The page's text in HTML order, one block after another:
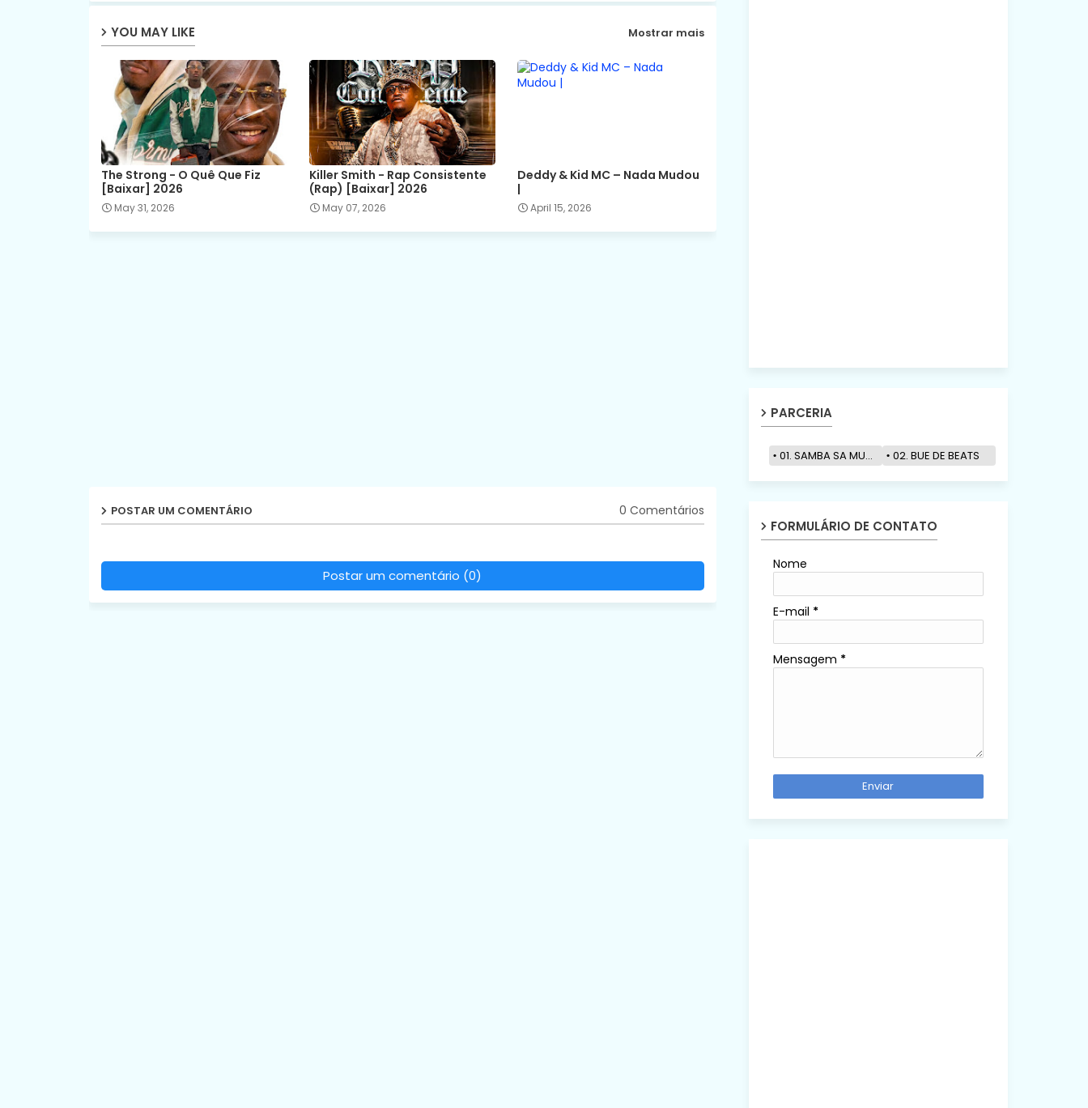
YOU MAY LIKE Mostrar mais
The Strong - O Quê Que Fiz
[Baixar] 2026
May 31, 2026
Killer Smith - Rap Consistente
(Rap) [Baixar] 2026
May 07, 2026
Deddy & Kid MC – Nada Mudou
|
April 15, 2026
POSTAR UM COMENTÁRIO 0 Comentários
Postar um comentário (0)
PARCERIA
01. SAMBA SA MUZIK 02. BUE DE BEATS
FORMULÁRIO DE CONTATO
Nome
E-mail *
Mensagem *